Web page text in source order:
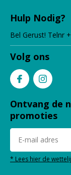
Hulp Nodig?
Bel Gerust! Telnr
Volg ons
Ontvang de
promoties
* Lees hier de